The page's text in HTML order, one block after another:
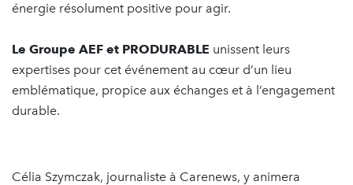
énergie résolument positive pour agir.
Le Groupe AEF et PRODURABLE unissent leurs
expertises pour cet événement au cœur d’un lieu
emblématique, propice aux échanges et à l’engagement
durable.
Célia Szymczak, journaliste à Carenews, y animera